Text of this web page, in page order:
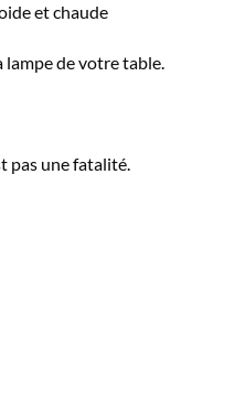
et chaude
lampe de votre table.
pas une fatalité.